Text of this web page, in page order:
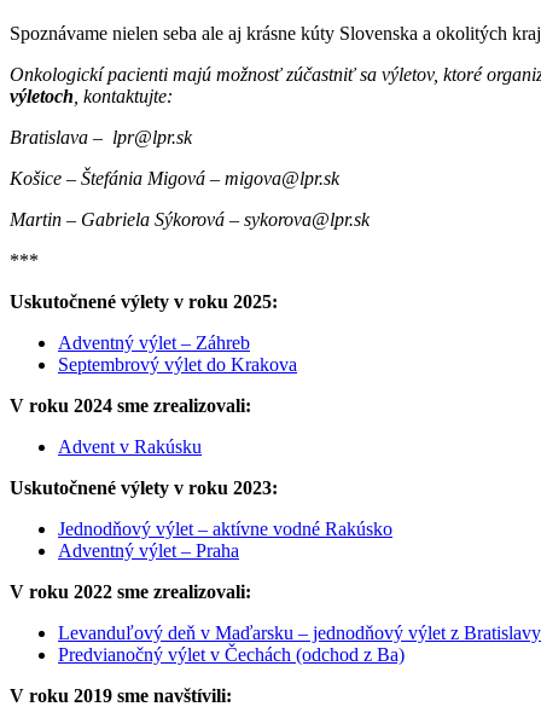
Spoznávame nielen seba ale aj krásne kúty Slovenska a okolitých
Onkologickí pacienti majú možnosť zúčastniť sa výletov, ktoré
výletoch , kontaktujte:
Bratislava – lpr@lpr.sk
Košice – Štefánia Migová – migova@lpr.sk
Martin – Gabriela Sýkorová – sykorova@lpr.sk
***
Uskutočnené výlety v roku 2025:
Adventný výlet – Záhreb
Septembrový výlet do Krakova
V roku 2024 sme zrealizovali:
Advent v Rakúsku
Uskutočnené výlety v roku 2023:
Jednodňový výlet – aktívne vodné Rakúsko
Adventný výlet – Praha
V roku 2022 sme zrealizovali:
Levanduľový deň v Maďarsku – jednodňový výlet z Bratislavy
Predvianočný výlet v Čechách (odchod z Ba)
V roku 2019 sme navštívili: